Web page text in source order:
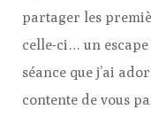
partager les
celle-ci… un
séance que j’ai
contente de vous